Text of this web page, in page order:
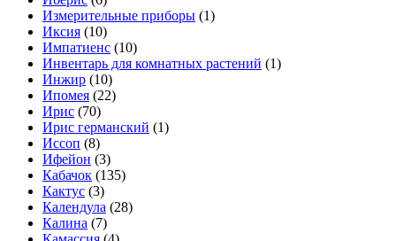
Измерительные приборы (1)
Иксия (10)
Импатиенс (10)
Инвентарь для комнатных растений (1)
Инжир (10)
Ипомея (22)
Ирис (70)
Ирис германский (1)
Иссоп (8)
Ифейон (3)
Кабачок (135)
Кактус (3)
Календула (28)
Калина (7)